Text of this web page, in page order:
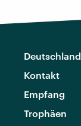
Kontakt
Empfang
Trophäen